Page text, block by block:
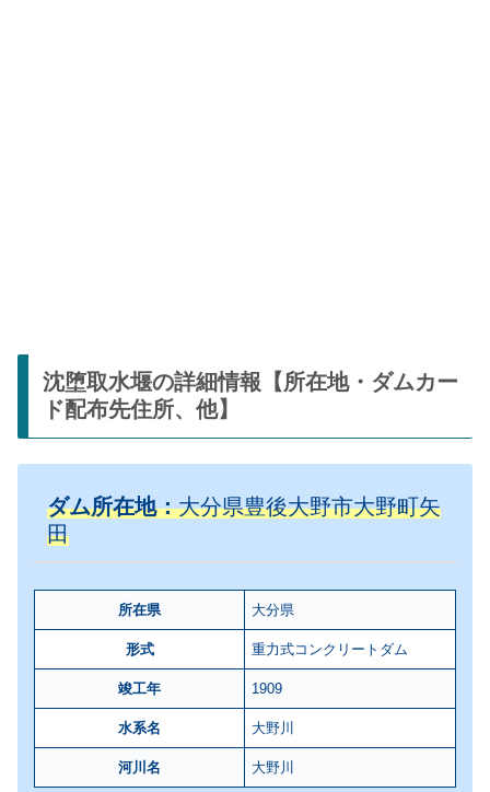
沈堕取水堰の詳細情報【所在地・ダムカー
ド配布先住所、他】
ダム所在地：大分県豊後大野市大野町矢
田
所在県 大分県
形式 重力式コンクリートダム
竣工年 1909
水系名 大野川
河川名 大野川